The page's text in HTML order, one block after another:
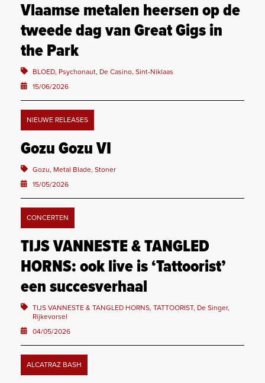
Vlaamse metalen heersen op de
tweede dag van Great Gigs in
the Park
BLOED, Psychonaut, De Casino, Sint-Niklaas
15/06/2026
NIEUWE RELEASES
Gozu Gozu VI
Gozu, Metal Blade, Stoner
15/05/2026
CONCERTEN
TIJS VANNESTE & TANGLED
HORNS: ook live is ‘Tattoorist’
een succesverhaal
TIJS VANNESTE & TANGLED HORNS, TATTOORIST, De Singer,
Rijkevorsel
04/05/2026
ALCATRAZ BASH